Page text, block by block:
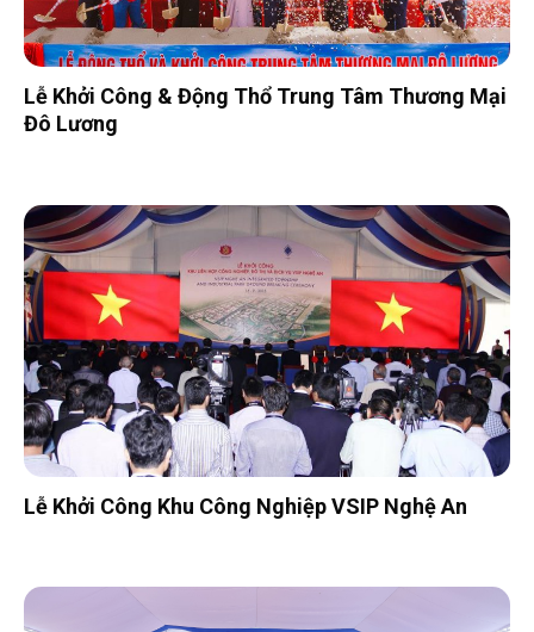
Lễ Khởi Công & Động Thổ Trung Tâm Thương Mại
Đô Lương
Lễ Khởi Công Khu Công Nghiệp VSIP Nghệ An